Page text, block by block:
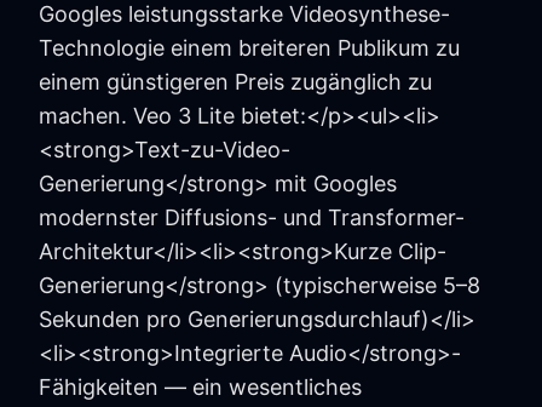
Googles leistungsstarke Videosynthese-
Technologie einem breiteren Publikum zu
einem günstigeren Preis zugänglich zu
machen. Veo 3 Lite bietet:</p><ul><li>
<strong>Text-zu-Video-
Generierung</strong> mit Googles
modernster Diffusions- und Transformer-
Architektur</li><li><strong>Kurze Clip-
Generierung</strong> (typischerweise 5–8
Sekunden pro Generierungsdurchlauf)</li>
<li><strong>Integrierte Audio</strong>-
Fähigkeiten — ein wesentliches